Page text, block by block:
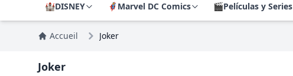
🏰DISNEY 🦸 Marvel DC Comics 🎬Películas y Series
Accueil Joker
Joker